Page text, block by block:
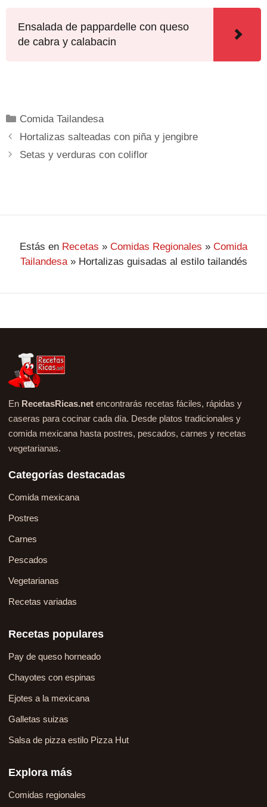
Ensalada de pappardelle con queso
de cabra y calabacin
Comida Tailandesa
Hortalizas salteadas con piña y jengibre
Setas y verduras con coliflor
Estás en Recetas » Comidas Regionales » Comida
Tailandesa» Hortalizas guisadas al estilo tailandés
En RecetasRicas.net encontrarás recetas fáciles, rápidas y
caseras para cocinar cada día. Desde platos tradicionales y
comida mexicana hasta postres, pescados, carnes y recetas
vegetarianas.
Categorías destacadas
Comida mexicana
Postres
Carnes
Pescados
Vegetarianas
Recetas variadas
Recetas populares
Pay de queso horneado
Chayotes con espinas
Ejotes a la mexicana
Galletas suizas
Salsa de pizza estilo Pizza Hut
Explora más
Comidas regionales